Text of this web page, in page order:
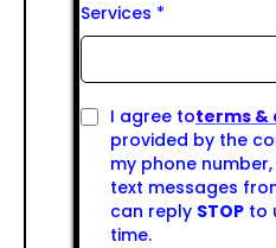
Services *
I agree toterms &
provided by the
my phone
text messages
can reply STOP to
time.